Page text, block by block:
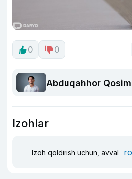
0 0
Abduqahhor
Izohlar
Izoh qoldirish uchun, avval